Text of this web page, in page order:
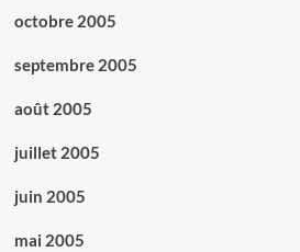
octobre 2005
septembre 2005
août 2005
juillet 2005
juin 2005
mai 2005